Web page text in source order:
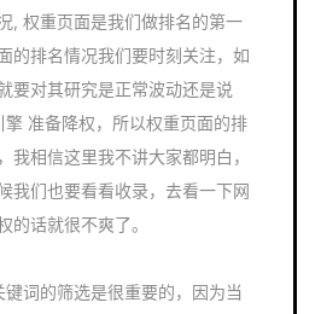
, 权重页面是我们做排名的第一
的排名情况我们要时刻关注，如
要对其研究是正常波动还是说
准备降权，所以权重页面的排
我相信这里我不讲大家都明白，
我们也要看看收录，去看一下网
的话就很不爽了。
词的筛选是很重要的，因为当